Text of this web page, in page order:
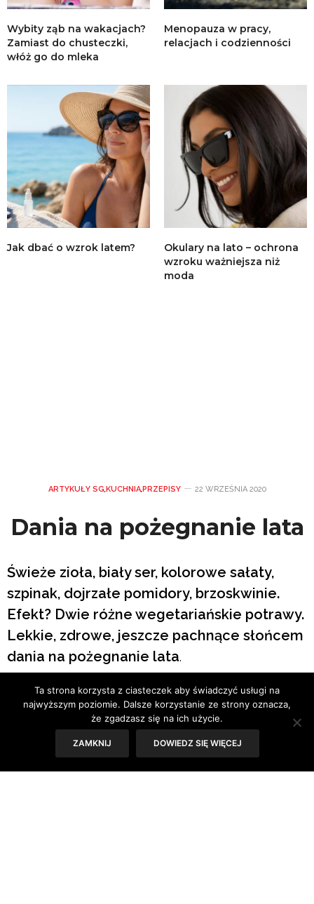
Wybity ząb na wakacjach?
Zamiast do chusteczki,
włóż go do mleka
Menopauza w pracy,
relacjach i codzienności
Jak dbać o wzrok latem?
Okulary na lato – ochrona
wzroku ważniejsza niż
moda
ARTYKUŁY SG,KUCHNIA,PRZEPISY 22 WRZEŚNIA 2020
Dania na pożegnanie lata
Świeże zioła, biały ser, kolorowe sałaty,
szpinak, dojrzałe pomidory, brzoskwinie.
Efekt? Dwie różne wegetariańskie potrawy.
Lekkie, zdrowe, jeszcze pachnące słońcem
dania na pożegnanie lata.
Tekst: Joanna Jaworska
Ta strona korzysta z ciasteczek aby świadczyć usługi na
najwyższym poziomie. Dalsze korzystanie ze strony oznacza,
że zgadzasz się na ich użycie.
ZAMKNIJ DOWIEDZ SIĘ WIĘCEJ